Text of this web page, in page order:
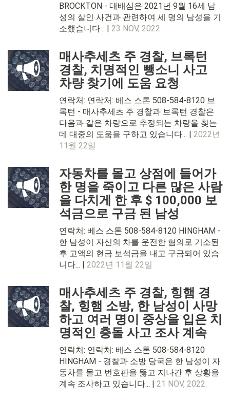
BROCKTON - 대배심은 2021년 9월 16세 남
성의 살인 사건과 관련하여 세 명의 남성을 기
소했습니다... | 23 NOV, 2022
매사추세츠 주 경찰, 브록턴
경찰, 치명적인 뺑소니 사고
차량 찾기에 도움 요청
연락처: 연락처: 베스 스톤 508-584-8120 브
록턴 - 매사추세츠 주 경찰과 브록턴 경찰은
다음과 같은 차량으로 추정되는 차량을 찾는
데 대중의 도움을 구하고 있습니다... | 2022년
11월 22일
자동차를 몰고 상점에 들어가
한 명을 죽이고 다른 많은 사람
을 다치게 한 후 $ 100,000 보
석금으로 구금 된 남성
연락처: 베스 스톤 508-584-8120 HINGHAM -
한 남성이 자신의 차를 운전한 혐의로 기소된
후 고액의 현금 보석금을 내고 구금되어 있습
니다... | 2022년 11월 22일
매사추세츠 주 경찰, 힝햄 경
찰, 힝햄 소방, 한 남성이 사망
하고 여러 명이 중상을 입은 치
명적인 충돌 사고 조사 계속
연락처: 연락처: 베스 스톤 508-584-8120
HINGHAM - 경찰과 소방 당국은 한 남성이 자
동차를 몰고 번호판을 뚫고 지나간 후 상황을
계속 조사하고 있습니다... | 21 NOV, 2022